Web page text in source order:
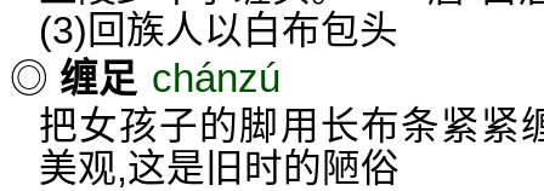
(3)回族人以白布包头
◎ 缠足 chánzú
把女孩子的脚用长布条紧紧
美观,这是旧时的陋俗